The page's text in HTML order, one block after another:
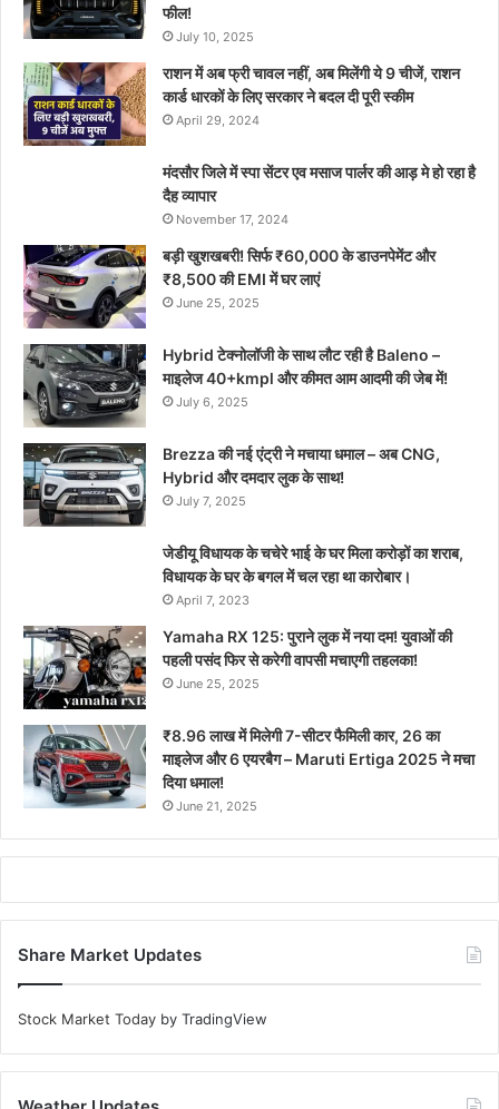
फील!
July 10, 2025
राशन में अब फ्री चावल नहीं, अब मिलेंगी ये 9 चीजें, राशन
कार्ड धारकों के लिए सरकार ने बदल दी पूरी स्कीम
April 29, 2024
मंदसौर जिले में स्पा सेंटर एव मसाज पार्लर की आड़ मे हो रहा है
दैह व्यापार
November 17, 2024
बड़ी खुशखबरी! सिर्फ ₹60,000 के डाउनपेमेंट और
₹8,500 की EMI में घर लाएं
June 25, 2025
Hybrid टेक्नोलॉजी के साथ लौट रही है Baleno –
माइलेज 40+kmpl और कीमत आम आदमी की जेब में!
July 6, 2025
Brezza की नई एंट्री ने मचाया धमाल – अब CNG,
Hybrid और दमदार लुक के साथ!
July 7, 2025
जेडीयू विधायक के चचेरे भाई के घर मिला करोड़ों का शराब,
विधायक के घर के बगल में चल रहा था कारोबार।
April 7, 2023
Yamaha RX 125: पुराने लुक में नया दम! युवाओं की
पहली पसंद फिर से करेगी वापसी मचाएगी तहलका!
June 25, 2025
₹8.96 लाख में मिलेगी 7-सीटर फैमिली कार, 26 का
माइलेज और 6 एयरबैग – Maruti Ertiga 2025 ने मचा
दिया धमाल!
June 21, 2025
Share Market Updates
Stock Market Today by TradingView